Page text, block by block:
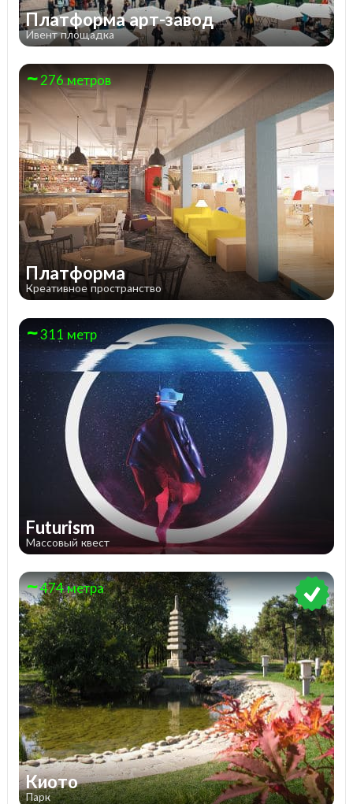
Платформа арт-завод
Ивент площадка
276 метров
Платформа
Креативное пространство
311 метр
Futurism
Массовый квест
474 метра
Киото
Парк